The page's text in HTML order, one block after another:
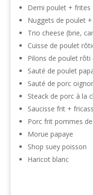
Demi poulet + frites
Nuggets de poulet
Trio cheese (brie,
Cuisse de poulet
Pilons de poulet rôti
Sauté de poulet
Sauté de porc
Steack de porc à la
Saucisse frit +
Porc frit pommes
Morue papaye
Shop suey poisson
Haricot blanc